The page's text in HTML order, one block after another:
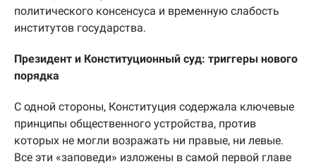
политического консенсуса и временную слабость
институтов государства.
Президент и Конституционный cуд: триггеры нового
порядка
С одной стороны, Конституция содержала ключевые
принципы общественного устройства, против
которых не могли возражать ни правые, ни левые.
Все эти «заповеди» изложены в самой первой главе